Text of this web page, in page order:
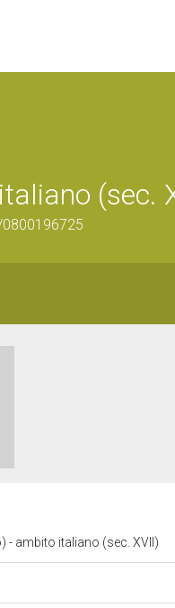
(sec.
- ambito italiano (sec. XVII)